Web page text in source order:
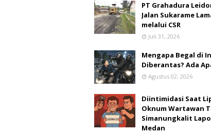
PT Grahadura
Jalan Sukarame
melalui CSR
Juli 31, 2026
Mengapa Begal di
Diberantas? Ada
Agustus 02, 2026
Diintimidasi Saat
Oknum Wartawan
Simanungkalit
Medan